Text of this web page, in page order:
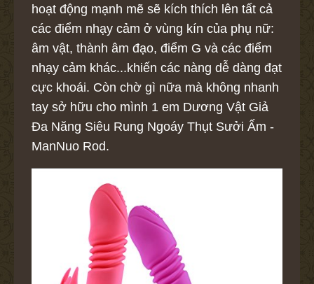
hoạt động mạnh mẽ sẽ kích thích lên tất cả
các điểm nhạy cảm ở vùng kín của phụ nữ:
âm vật, thành âm đạo, điểm G và các điểm
nhạy cảm khác...khiến các nàng dễ dàng đạt
cực khoái. Còn chờ gì nữa mà không nhanh
tay sở hữu cho mình 1 em Dương Vật Giả
Đa Năng Siêu Rung Ngoáy Thụt Sưởi Ấm -
ManNuo Rod.